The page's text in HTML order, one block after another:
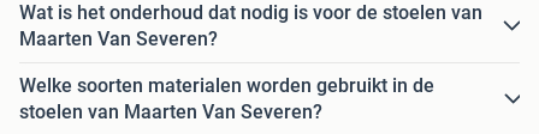
Wat is het onderhoud dat nodig is voor de stoelen van
Maarten Van Severen?
Welke soorten materialen worden gebruikt in de
stoelen van Maarten Van Severen?